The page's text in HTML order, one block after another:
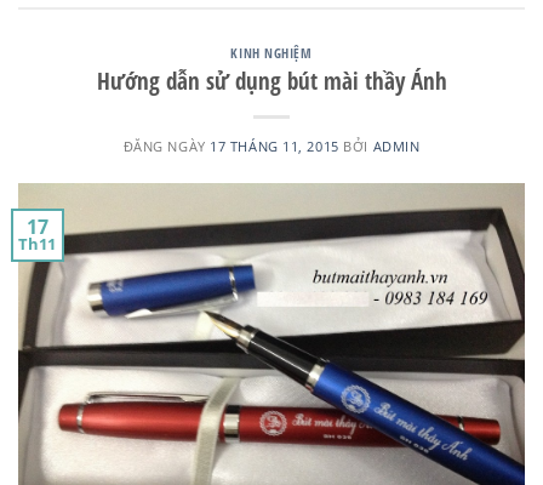
KINH NGHIỆM
Hướng dẫn sử dụng bút mài thầy Ánh
ĐĂNG NGÀY 17 THÁNG 11, 2015 BỞI ADMIN
17
Th11